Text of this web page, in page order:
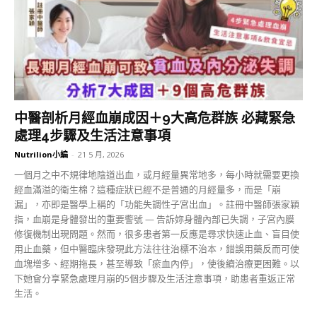
中醫剖析月經血崩成因＋9大高危群族 必藏緊急
處理4步驟及生活注意事項
Nutrilion小編 - 21 5 月, 2026
一個月之中不規律地陰道出血，或月經量異常地多，每小時就需要更換
經血滿溢的衛生棉？這種症狀已經不是普通的月經量多，而是「崩
漏」，亦即是醫學上稱的「功能失調性子宮出血」。註冊中醫師張家穎
指，血崩是身體發出的重要警號 — 告訴妳身體內部已失調，子宮內膜
修復機制出現問題。然而，很多患者第一反應是尋求快速止血、盲目使
用止血藥，但中醫臨床發現此方法往往治標不治本，錯誤用藥反而可使
血塊增多、經期拖長，甚至導致「瘀血內停」，使後續治療更困難。以
下她會分享緊急處理月崩的5個步驟及生活注意事項，助患者重返正常
生活。